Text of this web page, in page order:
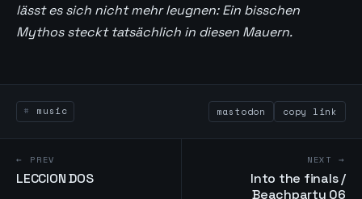
lässt es sich nicht mehr leugnen: Ein bisschen
Mythos steckt tatsächlich in diesen Mauern.
music mastodon copy link
← PREV
LECCION DOS
NEXT →
Into the finals /
Beachparty 06